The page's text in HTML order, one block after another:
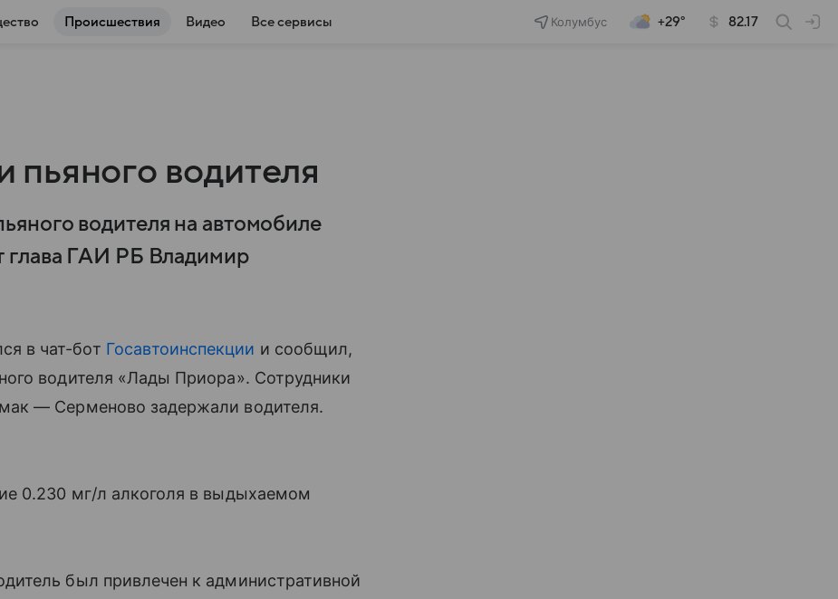
Происшествия Видео Все сервисы Колумбус +29° 82.17
водителя
водителя на автомобиле
глава ГАИ РБ Владимир
в чат-бот Госавтоинспекции и сообщил,
водителя «Лады Приора». Сотрудники
— Серменово задержали водителя.
0.230 мг/л алкоголя в выдыхаемом
был привлечен к административной